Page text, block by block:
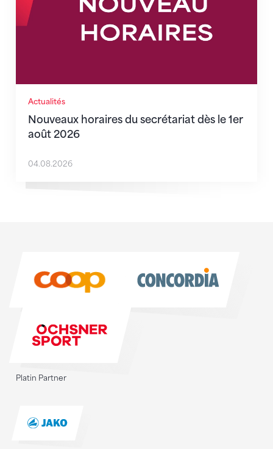
Actualités
Nouveaux horaires du secrétariat dès le 1er
août 2026
04.08.2026
Platin Partner